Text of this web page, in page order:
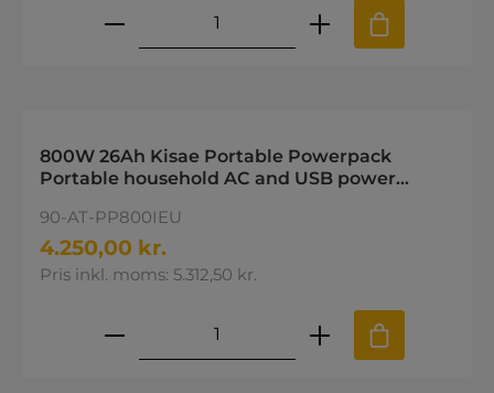
Produktmængde: Indtast den
800W 26Ah Kisae Portable Powerpack
Portable household AC and USB power
90-AT-PP800IEU
4.250,00 kr.
Pris inkl. moms: 5.312,50 kr.
Produktmængde: Indtast den